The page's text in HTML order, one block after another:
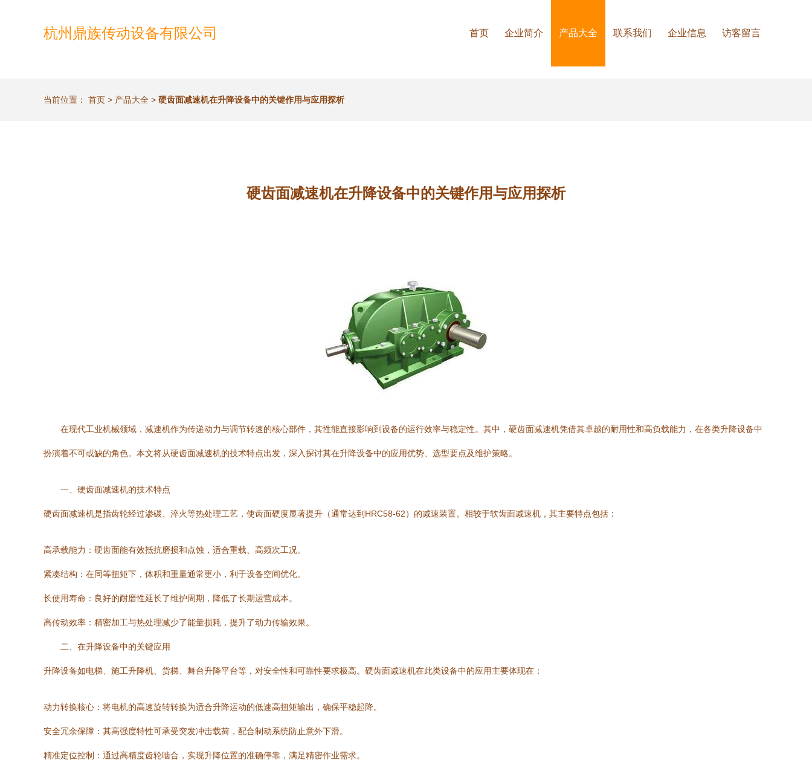
杭州鼎族传动设备有限公司 首页 企业简介 产品大全 联系我们 企业信息 访客留言
当前位置： 首页 > 产品大全 > 硬齿面减速机在升降设备中的关键作用与应用探析
硬齿面减速机在升降设备中的关键作用与应用探析
在现代工业机械领域，减速机作为传递动力与调节转速的核心部件，其性能直接影响到设备的运行效率与稳定性。其中，硬齿面减速机凭借其卓越的耐用性和高负载能力，在各类升降设备中
扮演着不可或缺的角色。本文将从硬齿面减速机的技术特点出发，深入探讨其在升降设备中的应用优势、选型要点及维护策略。
一、硬齿面减速机的技术特点
硬齿面减速机是指齿轮经过渗碳、淬火等热处理工艺，使齿面硬度显著提升（通常达到HRC58-62）的减速装置。相较于软齿面减速机，其主要特点包括：
高承载能力：硬齿面能有效抵抗磨损和点蚀，适合重载、高频次工况。
紧凑结构：在同等扭矩下，体积和重量通常更小，利于设备空间优化。
长使用寿命：良好的耐磨性延长了维护周期，降低了长期运营成本。
高传动效率：精密加工与热处理减少了能量损耗，提升了动力传输效果。
二、在升降设备中的关键应用
升降设备如电梯、施工升降机、货梯、舞台升降平台等，对安全性和可靠性要求极高。硬齿面减速机在此类设备中的应用主要体现在：
动力转换核心：将电机的高速旋转转换为适合升降运动的低速高扭矩输出，确保平稳起降。
安全冗余保障：其高强度特性可承受突发冲击载荷，配合制动系统防止意外下滑。
精准定位控制：通过高精度齿轮啮合，实现升降位置的准确停靠，满足精密作业需求。